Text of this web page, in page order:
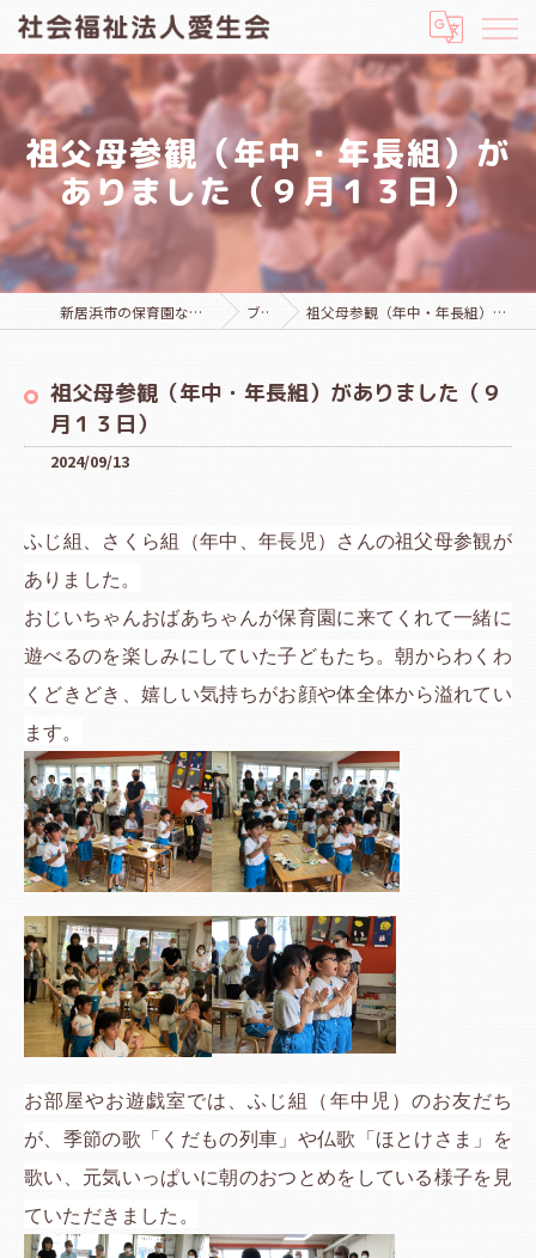
祖父母参観（年中・年長組）が
ありました（９月１３日）
新居浜市の保育園なら社会福祉法人愛生会 ブログ 祖父母参観（年中・年長組）がありました（９月１３日）
祖父母参観（年中・年長組）がありました（９
月１３日）
2024/09/13
ふじ組、さくら組（年中、年長児）さんの祖父母参観が
ありました。
おじいちゃんおばあちゃんが保育園に来てくれて一緒に
遊べるのを楽しみにしていた子どもたち。朝からわくわ
くどきどき、嬉しい気持ちがお顔や体全体から溢れてい
ます。
お部屋やお遊戯室では、ふじ組（年中児）のお友だち
が、季節の歌「くだもの列車」や仏歌「ほとけさま」を
歌い、元気いっぱいに朝のおつとめをしている様子を見
ていただきました。